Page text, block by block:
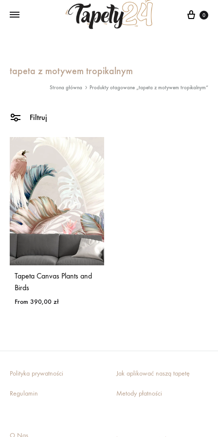
0
tapeta z motywem tropikalnym
Strona główna Produkty otagowane „tapeta z motywem tropikalnym”
Filtruj
Tapeta Canvas Plants and
Birds
From 390,00 zł
LISTY
Polityka prywatności
Regulamin
Jak aplikować naszą tapetę
Metody płatności
O Nas